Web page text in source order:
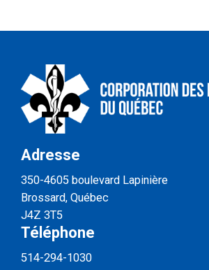
Adresse
350-4605 boulevard Lapinière
Brossard, Québec
J4Z 3T5
Téléphone
514-294-1030